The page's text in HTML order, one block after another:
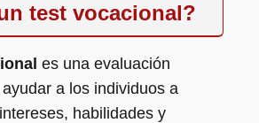
test vocacional?
es una evaluación
a los individuos a
habilidades y